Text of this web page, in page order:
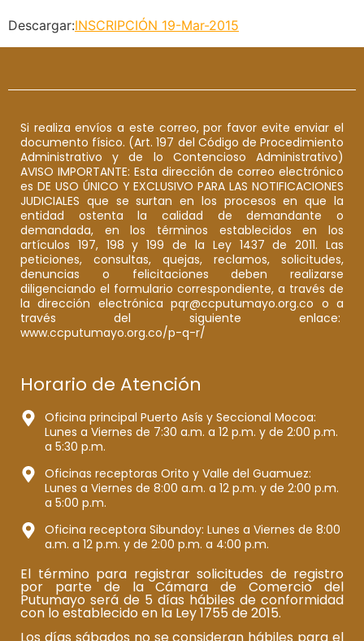
Descargar:INSCRIPCIÓN 19-Mar-2015
Si realiza envíos a este correo, por favor evite enviar el
documento físico. (Art. 197 del Código de Procedimiento
Administrativo y de lo Contencioso Administrativo)
AVISO IMPORTANTE: Esta dirección de correo electrónico
es DE USO ÚNICO Y EXCLUSIVO PARA LAS NOTIFICACIONES
JUDICIALES que se surtan en los procesos en que la
entidad ostenta la calidad de demandante o
demandada, en los términos establecidos en los
artículos 197, 198 y 199 de la Ley 1437 de 2011. Las
peticiones, consultas, quejas, reclamos, solicitudes,
denuncias o felicitaciones deben realizarse
diligenciando el formulario correspondiente, a través de
la dirección electrónica pqr@ccputumayo.org.co o a
través del siguiente enlace:
www.ccputumayo.org.co/p-q-r/
Horario de Atención
Oficina principal Puerto Asís y Seccional Mocoa:
Lunes a Viernes de 7:30 a.m. a 12 p.m. y de 2:00 p.m.
a 5:30 p.m.
Oficinas receptoras Orito y Valle del Guamuez:
Lunes a Viernes de 8:00 a.m. a 12 p.m. y de 2:00 p.m.
a 5:00 p.m.
Oficina receptora Sibundoy: Lunes a Viernes de 8:00
a.m. a 12 p.m. y de 2:00 p.m. a 4:00 p.m.
El término para registrar solicitudes de registro
por parte de la Cámara de Comercio del
Putumayo será de 5 días hábiles de conformidad
con lo establecido en la Ley 1755 de 2015.